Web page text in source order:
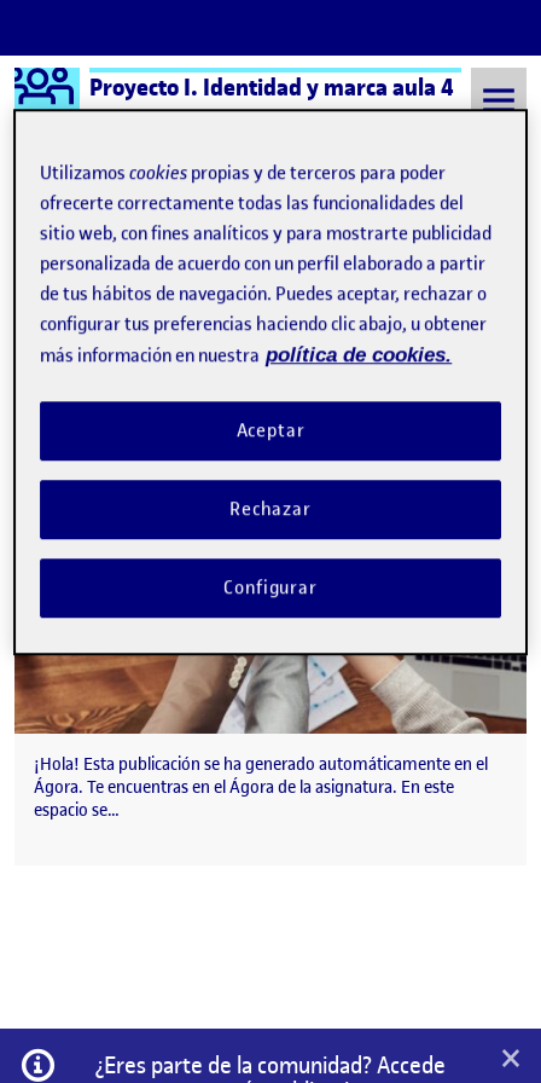
Saltar al contenido
Logo Ágora
Proyecto I. Identidad y marca aula 4
Semestre 20152 - Aula 4 8 Septiembre, 2021
8 Septiembre, 2021
¡Bienvenidos y bienvenidas!
Publicado por
Quelic Berga Carreras
Fecha de publicación9 septiembre, 2021 2:49 pm
¡Hola! Esta publicación se ha generado automáticamente en el
Ágora. Te encuentras en el Ágora de la asignatura. En este
espacio se…
Información
¿Eres parte de la comunidad? Accede
×
Utilizamoscookies propias y de terceros para poder
ofrecerte correctamente todas las funcionalidades del
sitio web, con fines analíticos y para mostrarte publicidad
personalizada de acuerdo con un perfil elaborado a partir
de tus hábitos de navegación. Puedes aceptar, rechazar o
configurar tus preferencias haciendo clic abajo, u obtener
más información en nuestra política de cookies.
Rechazar
Aceptar
Configurar